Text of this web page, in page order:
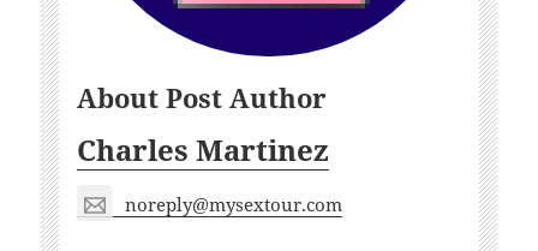
About Post Author
Charles Martinez
noreply@mysextour.com